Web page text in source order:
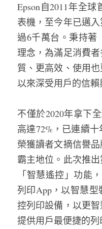
Epson自2011年全
表機，至今年已邁
過6千萬台。秉持著
理念，為滿足消費
質、更高效、使用
以來深受用戶的信賴
不僅於2020年拿下
高達72%，已連續
榮獲讀者文摘信譽
霸主地位。此次推
「智慧遙控」功能
列印App，以智慧
控列印設備，以更
提供用戶最便捷的列